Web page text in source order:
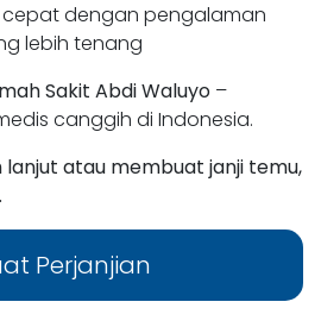
cepat dengan pengalaman
lebih tenang
Sakit Abdi Waluyo –
canggih di Indonesia.
lanjut atau membuat janji temu,
Perjanjian